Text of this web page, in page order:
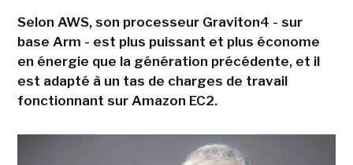
Selon AWS, son processeur Graviton4 - sur
base Arm - est plus puissant et plus économe
en énergie que la génération précédente, et il
est adapté à un tas de charges de travail
fonctionnant sur Amazon EC2.